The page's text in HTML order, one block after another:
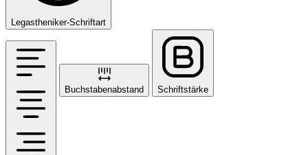
Legastheniker-Schriftart
Buchstabenabstand Schriftstärke